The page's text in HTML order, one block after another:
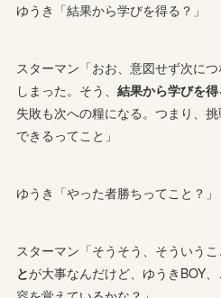
ゆうき「結果から学びを得る？」
スターマン「おお、意図せず次に
しまった。そう、結果から学びを得
失敗も次への糧になる。つまり、
できるってこと」
ゆうき「やった者勝ちってこと？」
スターマン「そうそう、そういう
とが大事なんだけど、ゆうきBOY